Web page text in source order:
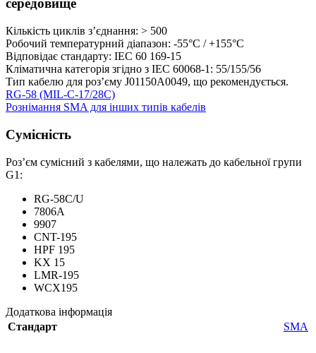
середовище
Кількість циклів з’єднання: > 500
Робочий температурний діапазон: -55°C / +155°C
Відповідає стандарту: IEC 60 169-15
Кліматична категорія згідно з IEC 60068-1: 55/155/56
Тип кабелю для роз’єму J01150A0049, що рекомендується.
RG-58 (MIL-C-17/28C)
Рознімання SMA для інших типів кабелів
Сумісність
Роз’єм сумісний з кабелями, що належать до кабельної групи
G1:
RG-58C/U
7806A
9907
CNT-195
HPF 195
KX 15
LMR-195
WCX195
Додаткова інформація
Стандарт
SMA